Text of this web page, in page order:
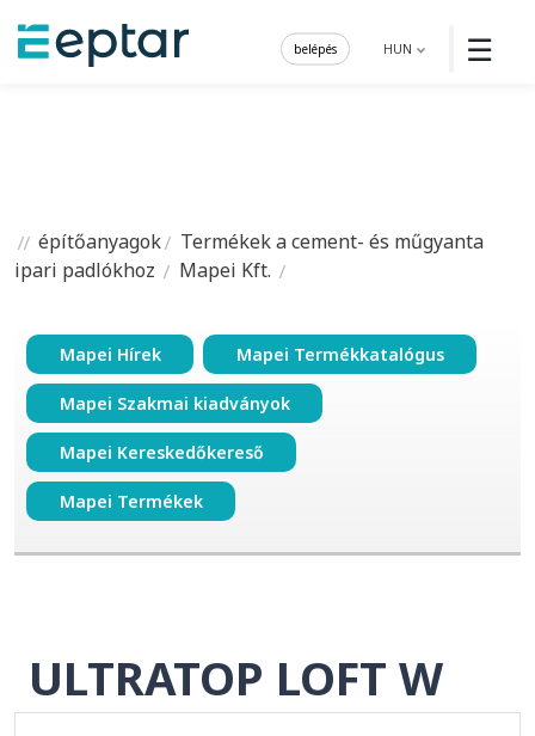
☰
HUN
belépés
építőanyagok
Termékek a cement- és műgyanta
ipari padlókhoz
Mapei Kft.
Mapei Hírek Mapei Termékkatalógus
Mapei Szakmai kiadványok
Mapei Kereskedőkereső
Mapei Termékek
ULTRATOP LOFT W